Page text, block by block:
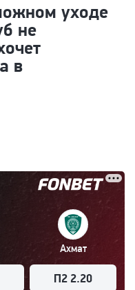
уходе
не
в
Ахмат
П2 2.20